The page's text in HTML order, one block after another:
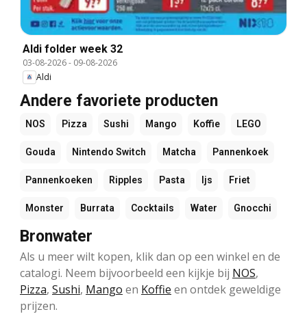
Aldi folder week 32
03-08-2026- 09-08-2026
Aldi
Andere favoriete producten
NOS Pizza Sushi Mango Koffie LEGO
Gouda Nintendo Switch Matcha Pannenkoek
Pannenkoeken Ripples Pasta Ijs Friet
Monster Burrata Cocktails Water Gnocchi
Bronwater
Als u meer wilt kopen, klik dan op een winkel en de
catalogi. Neem bijvoorbeeld een kijkje bij NOS,
Pizza, Sushi, Mango en Koffie en ontdek geweldige
prijzen.